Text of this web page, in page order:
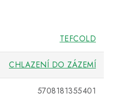
TEFCOLD
CHLAZENÍ DO ZÁZEMÍ
5708181355401